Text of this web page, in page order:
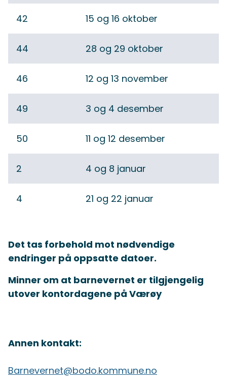
42 15 og 16 oktober
44 28 og 29 oktober
46 12 og 13 november
49 3 og 4 desember
50 11 og 12 desember
2 4 og 8 januar
4 21 og 22 januar
Det tas forbehold mot nødvendige
endringer på oppsatte datoer.
Minner om at barnevernet er tilgjengelig
utover kontordagene på Værøy
Annen kontakt:
Barnevernet@bodo.kommune.no